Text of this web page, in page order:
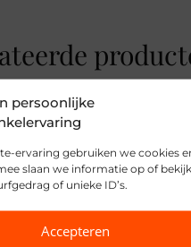
persoonlijke
ervaring gebruiken we cookies
slaan we informatie op of
of unieke ID’s.
Accepteren